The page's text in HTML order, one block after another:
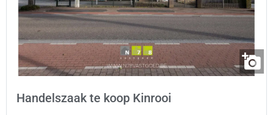
Handelszaak te koop Kinrooi